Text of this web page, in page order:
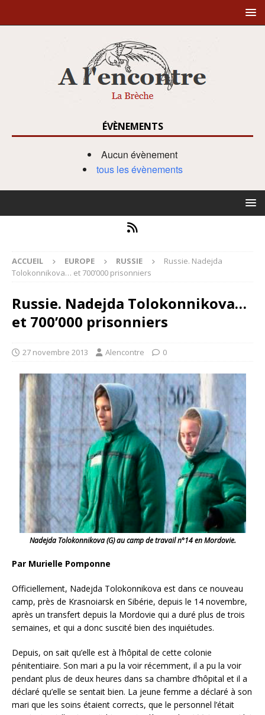
ÉVÈNEMENTS
Aucun évènement
tous les évènements
ACCUEIL EUROPE RUSSIE
Russie. Nadejda
Tolokonnikova… et 700’000 prisonniers
Russie. Nadejda Tolokonnikova…
et 700’000 prisonniers
27 novembre 2013 Alencontre 0
Nadejda Tolokonnikova (G) au camp de travail n°14 en Mordovie.
Par Murielle Pomponne
Officiellement, Nadejda Tolokonnikova est dans ce nouveau
camp, près de Krasnoiarsk en Sibérie, depuis le 14 novembre,
après un transfert depuis la Mordovie qui a duré plus de trois
semaines, et qui a donc suscité bien des inquiétudes.
Depuis, on sait qu’elle est à l’hôpital de cette colonie
pénitentiaire. Son mari a pu la voir récemment, il a pu la voir
pendant plus de deux heures dans sa chambre d’hôpital et il a
déclaré qu’elle se sentait bien. La jeune femme a déclaré à son
mari que les soins étaient corrects, que le personnel l’était